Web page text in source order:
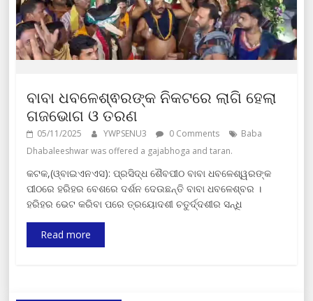
ବାବା ଧବଳେଶ୍ଵରଙ୍କ ନିକଟରେ ଲାଗି ହେଲା
ଗଜଭୋଗ ଓ ତରଣ
05/11/2025 YWPSENU3 0 Comments
Baba
Dhabaleeshwar was offered a gajabhoga and taran.
କଟକ,(ଓ୍ବାଇଏନଏସ): ପ୍ରସିଦ୍ଧ ଶୈବପୀଠ ବାବା ଧବଳେଶ୍ୱରଙ୍କ
ପୀଠରେ ହରିହର ବେଶରେ ଦର୍ଶନ ଦେଉଛନ୍ତି ବାବା ଧବଳେଶ୍ବର ।
ହରିହର ଭେଟ କରିବା ପରେ ତ୍ରୟୋଦଶୀ ଚତୁର୍ଦ୍ଦଶୀର ସନ୍ଧି
Read more